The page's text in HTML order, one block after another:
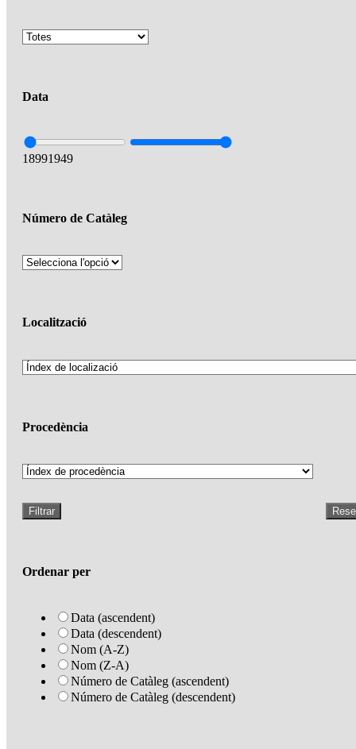
Data
18991949
Número de Catàleg
Localització
Procedència
Filtrar
Ordenar per
Data (ascendent)
Data (descendent)
Nom (A-Z)
Nom (Z-A)
Número de Catàleg (ascendent)
Número de Catàleg (descendent)